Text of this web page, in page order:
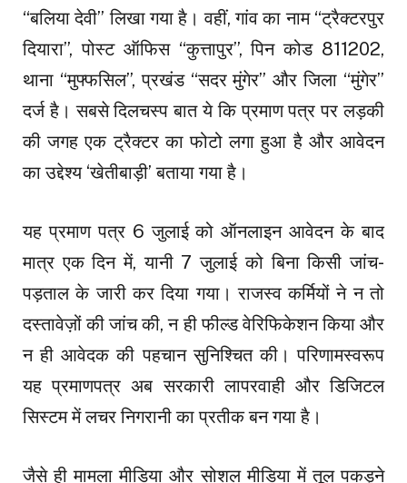
“बलिया देवी” लिखा गया है। वहीं, गांव का नाम “ट्रैक्टरपुर
दियारा”, पोस्ट ऑफिस “कुत्तापुर”, पिन कोड 811202,
थाना “मुफ्फसिल”, प्रखंड “सदर मुंगेर” और जिला “मुंगेर”
दर्ज है। सबसे दिलचस्प बात ये कि प्रमाण पत्र पर लड़की
की जगह एक ट्रैक्टर का फोटो लगा हुआ है और आवेदन
का उद्देश्य ‘खेतीबाड़ी’ बताया गया है।
यह प्रमाण पत्र 6 जुलाई को ऑनलाइन आवेदन के बाद
मात्र एक दिन में, यानी 7 जुलाई को बिना किसी जांच-
पड़ताल के जारी कर दिया गया। राजस्व कर्मियों ने न तो
दस्तावेज़ों की जांच की, न ही फील्ड वेरिफिकेशन किया और
न ही आवेदक की पहचान सुनिश्चित की। परिणामस्वरूप
यह प्रमाणपत्र अब सरकारी लापरवाही और डिजिटल
सिस्टम में लचर निगरानी का प्रतीक बन गया है।
जैसे ही मामला मीडिया और सोशल मीडिया में तूल पकड़ने